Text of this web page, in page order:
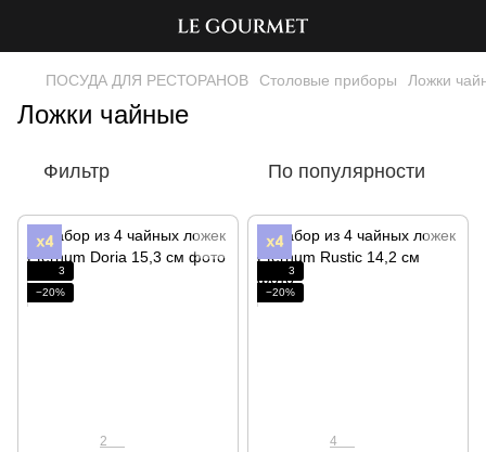
ПОСУДА ДЛЯ РЕСТОРАНОВ Столовые приборы Ложки
Ложки чайные
Фильтр По популярности
3
−20%
2
3
−20%
4